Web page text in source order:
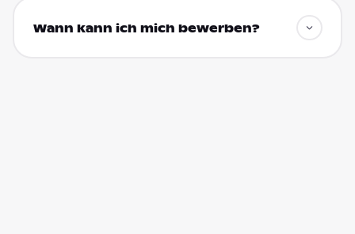
Wann kann ich mich bewerben?